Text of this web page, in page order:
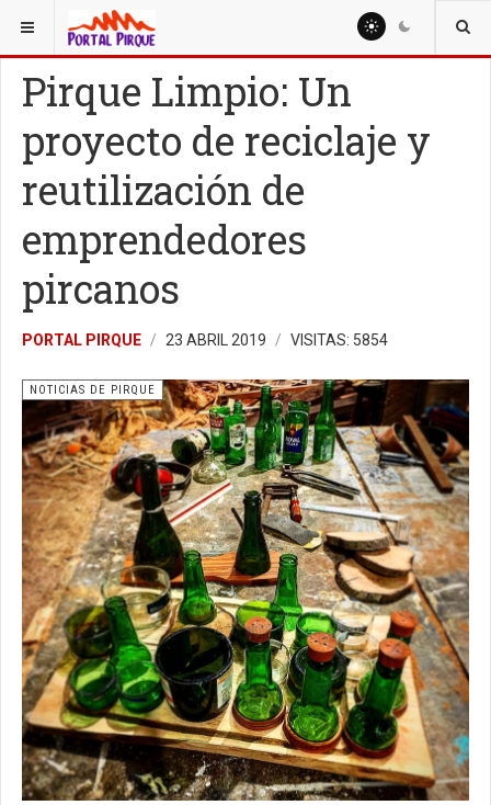
ESTÁ AQUÍ: NOTICIAS
Pirque Limpio: Un
proyecto de reciclaje y
reutilización de
emprendedores
pircanos
PORTAL PIRQUE 23 ABRIL 2019 VISITAS: 5854
NOTICIAS DE PIRQUE